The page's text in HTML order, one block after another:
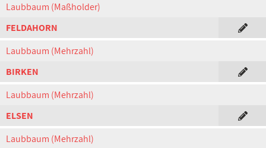
Laubbaum (Maßholder)
FELDAHORN
Laubbaum (Mehrzahl)
BIRKEN
Laubbaum (Mehrzahl)
ELSEN
Laubbaum (Mehrzahl)